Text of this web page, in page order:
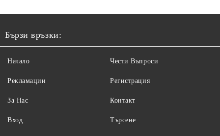
Бързи връзки:
Начало
Рекламации
За Нас
Вход
Чести Въпроси
Регистрация
Контакт
Търсене